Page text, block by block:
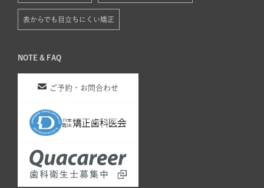
表からでも目立ちにくい矯正
NOTE & FAQ
ご予約・お問合わせ